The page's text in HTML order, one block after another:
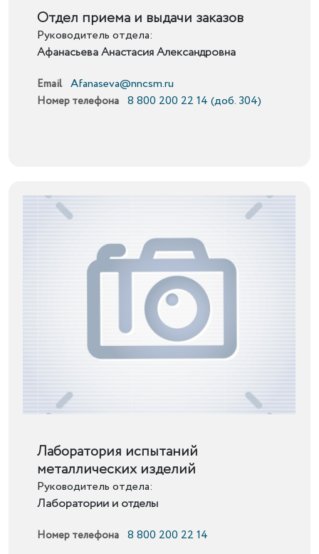
Подробнее
Отдел приема и выдачи заказов
Руководитель отдела:
Афанасьева Анастасия Александровна
Email Afanaseva@nncsm.ru
Номер телефона 8 800 200 22 14 (доб. 304)
Подробнее
Лаборатория испытаний
металлических изделий
Руководитель отдела:
Лаборатории и отделы
Номер телефона 8 800 200 22 14